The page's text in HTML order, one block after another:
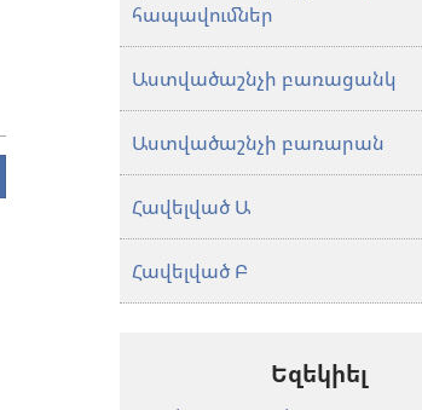
հապավումներ
Աստվածաշնչի բառացանկ
Աստվածաշնչի բառարան
Հավելված Ա
Հավելված Բ
Եզեկիել